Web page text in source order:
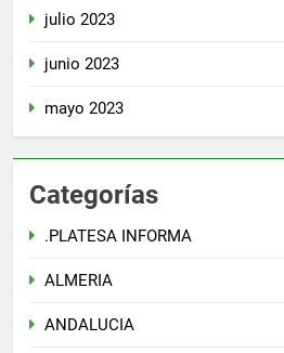
julio 2023
junio 2023
mayo 2023
Categorías
.PLATESA INFORMA
ALMERIA
ANDALUCIA